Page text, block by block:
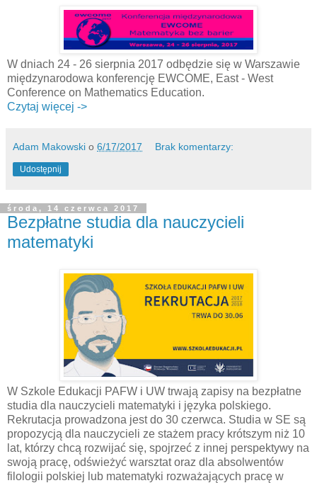
W dniach 24 - 26 sierpnia 2017 odbędzie się w Warszawie
międzynarodowa konferencję EWCOME, East - West
Conference on Mathematics Education.
Czytaj więcej ->
Adam Makowski o 6/17/2017 Brak komentarzy:
Udostępnij
środa, 14 czerwca 2017
Bezpłatne studia dla nauczycieli
matematyki
W Szkole Edukacji PAFW i UW trwają zapisy na bezpłatne
studia dla nauczycieli matematyki i języka polskiego.
Rekrutacja prowadzona jest do 30 czerwca. Studia w SE są
propozycją dla nauczycieli ze stażem pracy krótszym niż 10
lat, którzy chcą rozwijać się, spojrzeć z innej perspektywy na
swoją pracę, odświeżyć warsztat oraz dla absolwentów
filologii polskiej lub matematyki rozważających pracę w